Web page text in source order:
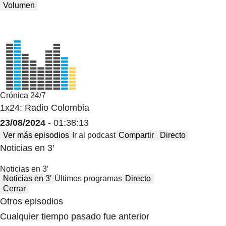
Volumen
Crónica 24/7
1x24: Radio Colombia
23/08/2024 - 01:38:13
Ver más episodios Ir al podcast Compartir Directo
Noticias en 3′
Noticias en 3′
Noticias en 3′ Últimos programas Directo
Cerrar
Otros episodios
Cualquier tiempo pasado fue anterior